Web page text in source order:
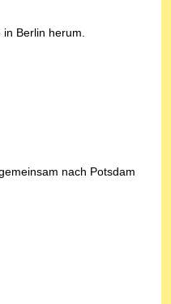
Berlin herum.
nach Potsdam